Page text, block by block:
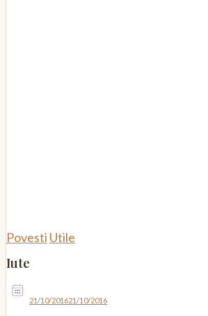
Povesti Utile
Iute
21/10/201621/10/2016